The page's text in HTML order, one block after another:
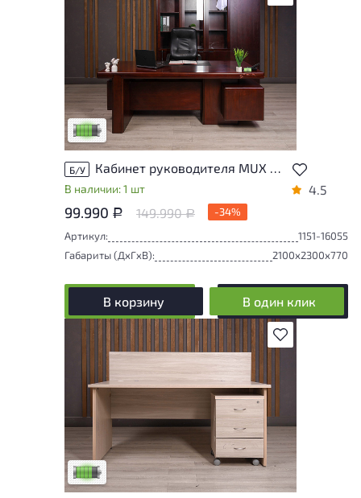
У товара присутствуют незначительные
следы эксплуатации, не влияющие на
удобство его использования
Низкая степень износа
Б/У Кабинет руководителя MUX МДФ Орех Китай
В наличии: 1 шт 4.5
99.990 Р 149.990Р
-34%
Артикул:
1151-16055
Габариты (ДxГxВ):
2100x2300x770
В корзину В один клик
В избранное
У товара присутствуют незначительные
следы эксплуатации, не влияющие на
удобство его использования
Низкая степень износа